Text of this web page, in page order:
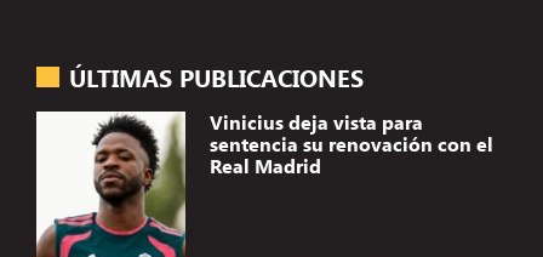
ÚLTIMAS PUBLICACIONES
Vinicius deja vista para
sentencia su renovación con el
Real Madrid